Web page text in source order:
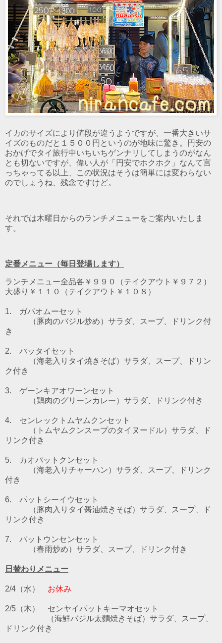
イカのサイズにより値段が違うようですが、一番大きいサ
イズのものだと１５００円というのが地味に驚き。円安の
おかげでタイ旅行中いちいちゲンナリしてしまうのがなん
とも切ないですが、偉い人が「円安でホクホク」なんて言
っちゃってる以上、この状況はそうは簡単には変わらない
のでしょうね、残念ですけど。
それでは木曜日からのランチメニューをご案内いたしま
す。
定番メニュー（毎日登場します）
ランチメニュー全品各￥９９０（テイクアウト￥９７２）
大盛り￥１１０（テイクアウト￥１０８）
1. ガパオムーセット
（豚肉のバジル炒め） サラダ、スープ、ドリンク付
き
2. パッタイセット
（海老入りタイ焼きそば） サラダ、スープ、ドリン
ク付き
3. ゲーンキアオワーンセット
（鶏肉のグリーンカレー） サラダ、ドリンク付き
4. センレックトムヤムクンセット
（トムヤムクンスープのタイヌードル） サラダ、ド
リンク付き
5. カオパットクンセット
（海老入りチャーハン）サラダ、スープ、ドリンク
付き
6. パットシーイウセット
（豚肉入りタイ醤油焼きそば）サラダ、スープ、ド
リンク付き
7. パットウンセンセット
（春雨炒め）サラダ、スープ、ドリンク付き
日替わりメニュー
2/4（水） お休み
2/5 （木） センヤイパットキーマオセット
（海鮮バジル太麵焼きそば）サラダ、スープ、
ドリンク付き